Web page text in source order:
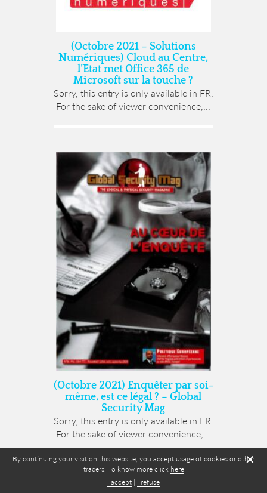
✕
By continuing your visit on this website, you accept usage of cookies or other
tracers. To know more click here
I accept | I refuse
(Octobre 2021 – Solutions
Numériques) Cloud au Centre,
l’Etat met Office 365 de
Microsoft sur la touche ?
Sorry, this entry is only available in FR.
For the sake of viewer convenience,...
(Octobre 2021) Enquêter par soi-
même, est ce légal ? – Global
Security Mag
Sorry, this entry is only available in FR.
For the sake of viewer convenience,...